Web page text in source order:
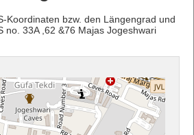
Koordinaten bzw. den Längengrad und
no. 33A ,62 &76 Majas Jogeshwari